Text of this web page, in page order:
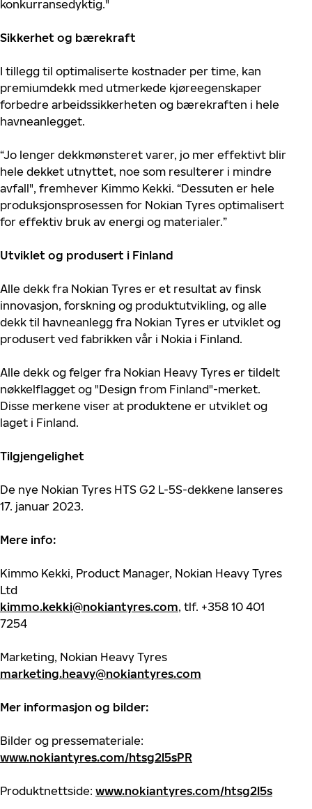
konkurransedyktig."
Sikkerhet og bærekraft
I tillegg til optimaliserte kostnader per time, kan
premiumdekk med utmerkede kjøreegenskaper
forbedre arbeidssikkerheten og bærekraften i hele
havneanlegget.
“Jo lenger dekkmønsteret varer, jo mer effektivt blir
hele dekket utnyttet, noe som resulterer i mindre
avfall", fremhever Kimmo Kekki. “Dessuten er hele
produksjonsprosessen for Nokian Tyres optimalisert
for effektiv bruk av energi og materialer.”
Utviklet og produsert i Finland
Alle dekk fra Nokian Tyres er et resultat av finsk
innovasjon, forskning og produktutvikling, og alle
dekk til havneanlegg fra Nokian Tyres er utviklet og
produsert ved fabrikken vår i Nokia i Finland.
Alle dekk og felger fra Nokian Heavy Tyres er tildelt
nøkkelflagget og "Design from Finland"-merket.
Disse merkene viser at produktene er utviklet og
laget i Finland.
Tilgjengelighet
De nye Nokian Tyres HTS G2 L-5S-dekkene lanseres
17. januar 2023.
Mere info:
Kimmo Kekki, Product Manager, Nokian Heavy Tyres
Ltd
kimmo.kekki@nokiantyres.com, tlf. +358 10 401
7254
Marketing, Nokian Heavy Tyres
marketing.heavy@nokiantyres.com
Mer informasjon og bilder:
Bilder og pressemateriale:
www.nokiantyres.com/htsg2l5sPR
Produktnettside: www.nokiantyres.com/htsg2l5s